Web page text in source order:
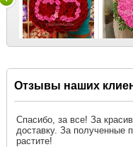
Отзывы наших
Спасибо, за все! За
доставку. За полученные
растите!